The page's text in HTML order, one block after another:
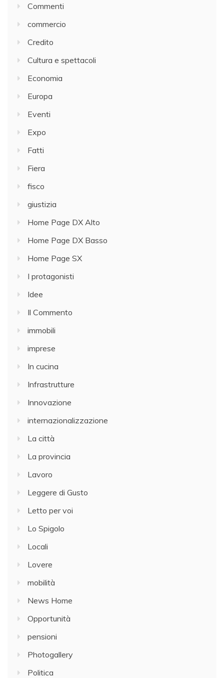
Commenti
commercio
Credito
Cultura e spettacoli
Economia
Europa
Eventi
Expo
Fatti
Fiera
fisco
giustizia
Home Page DX Alto
Home Page DX Basso
Home Page SX
I protagonisti
Idee
Il Commento
immobili
imprese
In cucina
Infrastrutture
Innovazione
internazionalizzazione
La città
La provincia
Lavoro
Leggere di Gusto
Letto per voi
Lo Spigolo
Locali
Lovere
mobilità
News Home
Opportunità
pensioni
Photogallery
Politica